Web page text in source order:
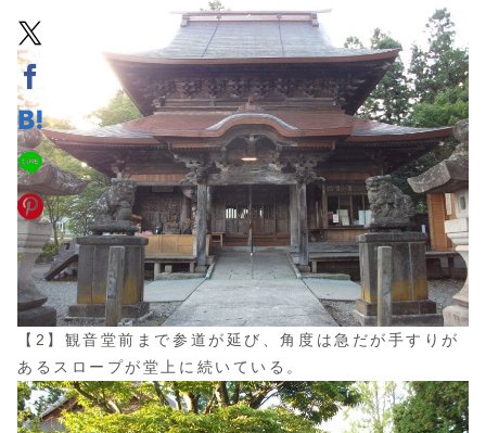
【2】観音堂前まで参道が延び、角度は急だが手すりが
あるスロープが堂上に続いている。